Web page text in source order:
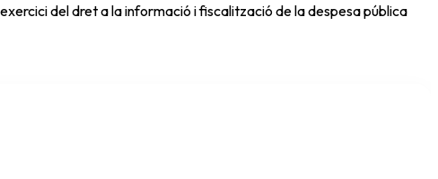
del dret a la informació i fiscalització de la despesa pública